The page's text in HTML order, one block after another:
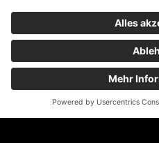
zur geplanten
unterhttps://www.hegau-
https://www.hegau-
jugendwerk.de/de/
spende/Spendenprojekt-